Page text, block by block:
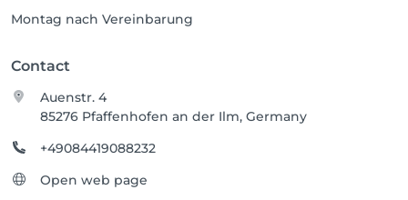
Montag nach Vereinbarung
Contact
Auenstr. 4
85276 Pfaffenhofen an der Ilm, Germany
+49084419088232
Open web page